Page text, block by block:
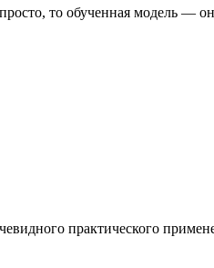
то обученная модель —
практического